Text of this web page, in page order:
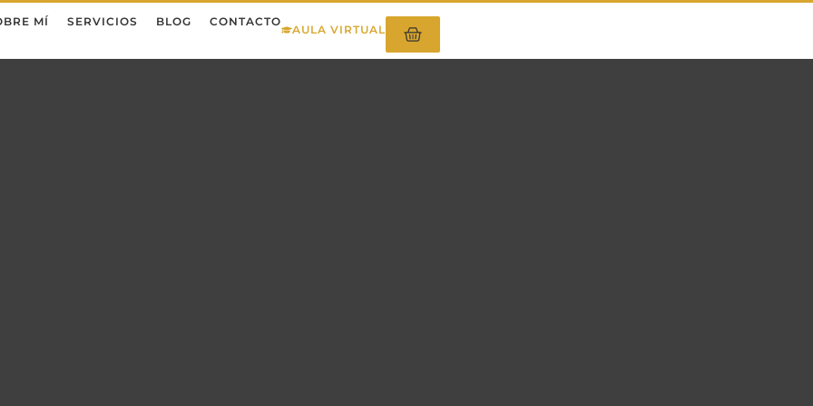
MÍ SERVICIOS BLOG CONTACTO
AULA VIRTUAL